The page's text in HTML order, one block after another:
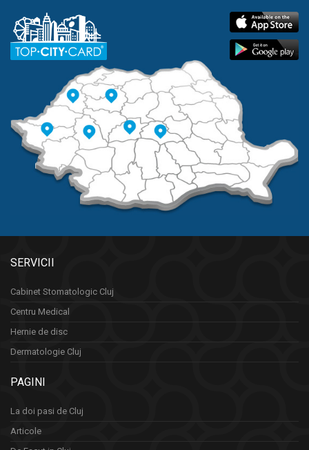
SERVICII
Cabinet Stomatologic Cluj
Centru Medical
Hernie de disc
Dermatologie Cluj
PAGINI
La doi pasi de Cluj
Articole